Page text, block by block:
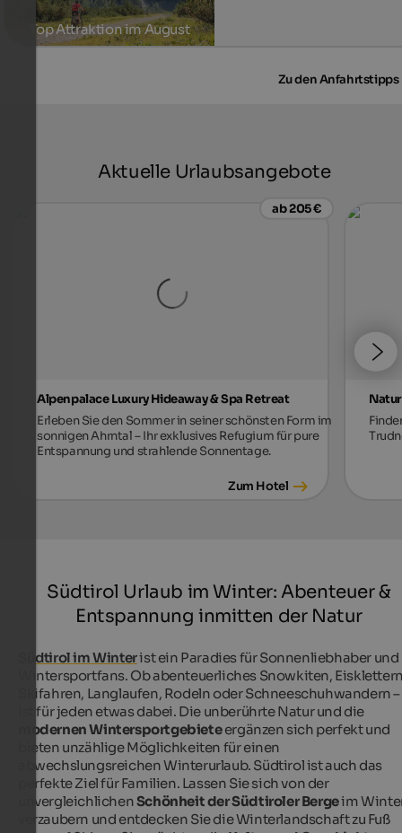
Top Attraktion im August
Zu den Anfahrtstipps
Aktuelle Urlaubsangebote
ab 205 €
Alpenpalace Luxury Hideaway & Spa Retreat
Erleben Sie den Sommer in seiner schönsten Form im
sonnigen Ahrntal – Ihr exklusives Refugium für pure
Entspannung und strahlende Sonnentage.
Zum Hotel
Südtirol Urlaub im Winter: Abenteuer &
Entspannung inmitten der Natur
Südtirol im Winterist ein Paradies für Sonnenliebhaber und
Wintersportfans. Ob abenteuerliches Snowkiten,
Skifahren, Langlaufen, Rodeln oder Schneeschuhwandern –
ist für jeden etwas dabei. Die unberührte Natur und die
modernen Wintersportgebieteergänzen sich perfekt und
bieten unzählige Möglichkeiten für einen
abwechslungsreichen Winterurlaub. Südtirol ist auch das
perfekte Ziel für Familien. Lassen Sie sich von der
unvergleichlichenSchönheit der Südtiroler Bergeim
verzaubern und entdecken Sie die Winterlandschaft zu Fuß